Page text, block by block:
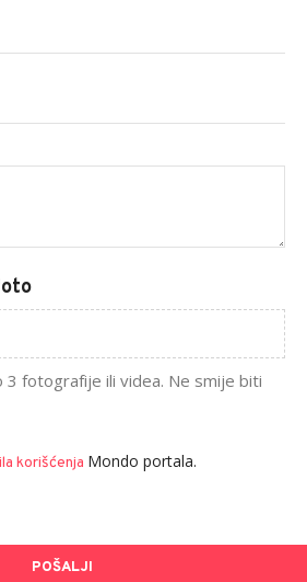
3 fotografije ili videa. Ne smije biti
korišćenja Mondo portala.
POŠALJI